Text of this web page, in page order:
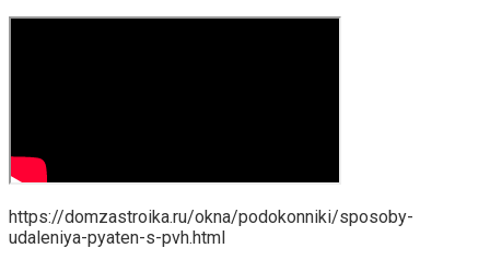
https://domzastroika.ru/okna/podokonniki/sposoby-
udaleniya-pyaten-s-pvh.html